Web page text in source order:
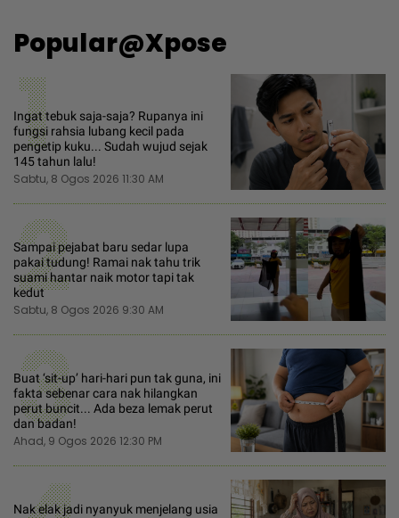
Popular@Xpose
1
Ingat tebuk saja-saja? Rupanya ini
fungsi rahsia lubang kecil pada
pengetip kuku... Sudah wujud sejak
145 tahun lalu!
Sabtu, 8 Ogos 2026 11:30 AM
2
Sampai pejabat baru sedar lupa
pakai tudung! Ramai nak tahu trik
suami hantar naik motor tapi tak
kedut
Sabtu, 8 Ogos 2026 9:30 AM
3
Buat ‘sit-up’ hari-hari pun tak guna, ini
fakta sebenar cara nak hilangkan
perut buncit... Ada beza lemak perut
dan badan!
Ahad, 9 Ogos 2026 12:30 PM
Nak elak jadi nyanyuk menjelang usia